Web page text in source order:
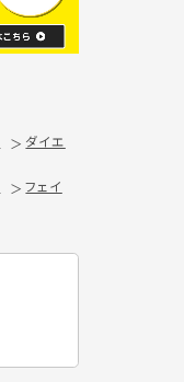
ダイエ
フェイ